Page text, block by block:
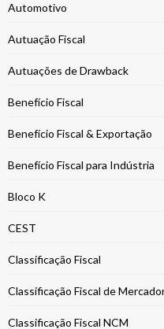
Automotivo
Autuação Fiscal
Autuações de Drawback
Benefício Fiscal
Benefício Fiscal & Exportação
Benefício Fiscal para Indústria
Bloco K
CEST
Classificação Fiscal
Classificação Fiscal de
Classificação Fiscal NCM